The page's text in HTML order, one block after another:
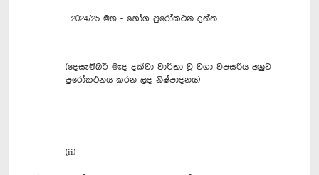
2024/25 මහ - භෝග පුරෝකථන දත්ත
(දෙසැම්බර් මැද දක්වා වාර්තා වූ වගා වපසරිය අනුව
පුරෝකථනය කරන ලද නිෂ්පාදනය)
(ii)